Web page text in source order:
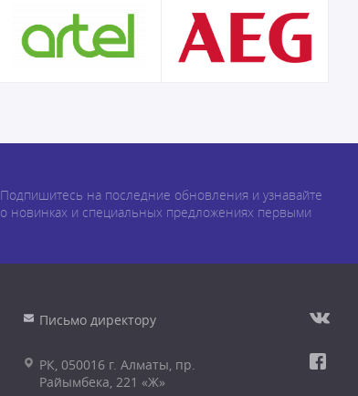
Подпишитесь на последние обновления и узнавайте
о новинках и специальных предложениях первыми
Письмо директору
РК, 050016 г. Алматы, пр.
Райымбека, 221 «Ж»